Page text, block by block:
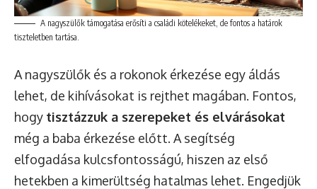
A nagyszülők támogatása erősíti a családi kötelékeket, de fontos a határok
tiszteletben tartása.
A nagyszülők és a rokonok érkezése egy áldás
lehet, de kihívásokat is rejthet magában. Fontos,
hogy tisztázzuk a szerepeket és elvárásokat
még a baba érkezése előtt. A segítség
elfogadása kulcsfontosságú, hiszen az első
hetekben a kimerültség hatalmas lehet. Engedjük